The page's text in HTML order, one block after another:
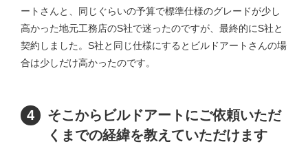
ートさんと、同じぐらいの予算で標準仕様のグレードが少し
高かった地元工務店のS社で迷ったのですが、最終的にS社と
契約しました。S社と同じ仕様にするとビルドアートさんの場
合は少しだけ高かったのです。
4
そこからビルドアートにご依頼いただ
くまでの経緯を教えていただけます